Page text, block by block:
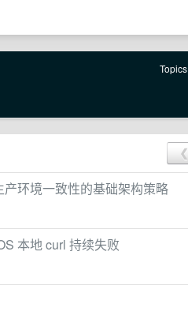
Topics
❮
环境一致性的基础架构策略
本地 curl 持续失败